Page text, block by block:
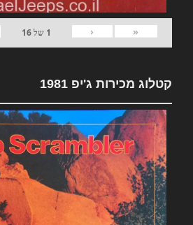
«
‹
1 של16
קטלוג מכירות ג'יפ 1981